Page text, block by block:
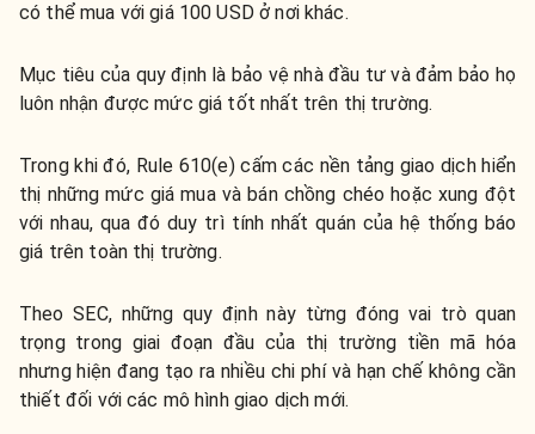
có thể mua với giá 100 USD ở nơi khác.
Mục tiêu của quy định là bảo vệ nhà đầu tư và đảm bảo họ
luôn nhận được mức giá tốt nhất trên thị trường.
Trong khi đó, Rule 610(e) cấm các nền tảng giao dịch hiển
thị những mức giá mua và bán chồng chéo hoặc xung đột
với nhau, qua đó duy trì tính nhất quán của hệ thống báo
giá trên toàn thị trường.
Theo SEC, những quy định này từng đóng vai trò quan
trọng trong giai đoạn đầu của thị trường tiền mã hóa
nhưng hiện đang tạo ra nhiều chi phí và hạn chế không cần
thiết đối với các mô hình giao dịch mới.